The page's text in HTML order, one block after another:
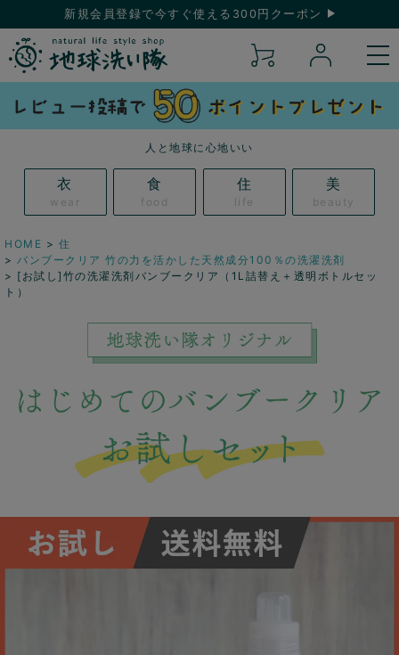
新規会員登録で今すぐ使える300円クーポン
人と地球に心地いい
衣
wear
食
food
住
life
美
beauty
HOME
住
バンブークリア 竹の力を活かした天然成分100％の洗濯洗剤
[お試し]竹の洗濯洗剤バンブークリア（1L詰替え＋透明ボトルセッ
ト）